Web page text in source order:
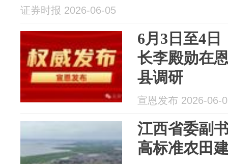
证券时报 2026-06-05
6月3日至4
长李殿勋在
县调研
宣恩发布 2026-06-
江西省委副
高标准农田